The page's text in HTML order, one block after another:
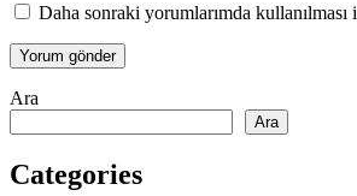
Daha sonraki yorumlarımda
Ara
Ara
Categories